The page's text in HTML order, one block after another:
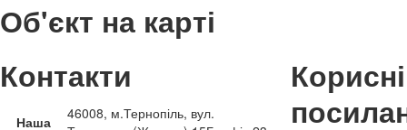
Об'єкт на карті
Контакти
Наша
46008, м.Тернопіль, вул.
Корисні